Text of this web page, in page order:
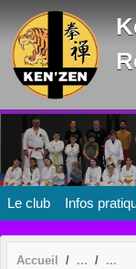
Le club Infos
Accueil
Panneau de gestion